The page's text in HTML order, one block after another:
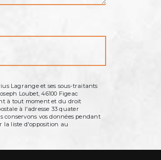
Lagrange et ses sous-traitants
Loubet, 46100 Figeac
à tout moment et du droit
à l'adresse 33 quater
vos données pendant
la liste d'opposition au